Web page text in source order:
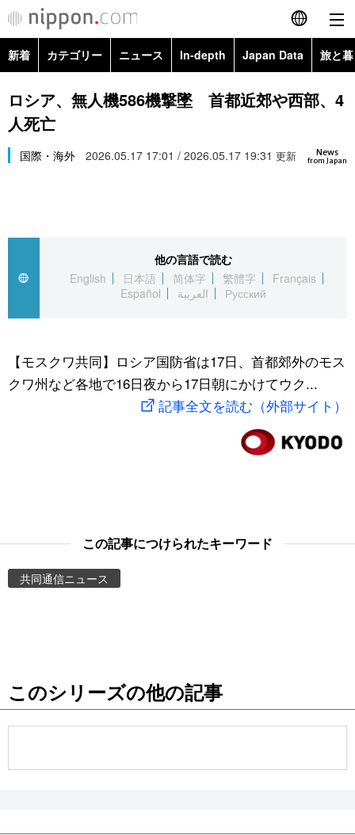
English
简体字
Русский
カテゴリー
経済・ビジネス
国際
文化
トップ
アーカイブ
In-depth
Japan Data
動画/Live
お知らせ
新着 カテゴリー ニュース In-depth Japan Data 旅と
政治・外交
経済・ビジネス
スポーツ・東京2020
Topics
ロシア、無人機586機撃墜 首都近郊や西部、4
人死亡
News
from Japan
国際・海外 2026.05.17 17:01 / 2026.05.17 19:31 更新
他の言語で読む
English
日本語 简体字 繁體字
Français
Español
العربية Русский
【モスクワ共同】ロシア国防省は17日、首都郊外のモス
クワ州など各地で16日夜から17日朝にかけてウク...
記事全文を読む（外部サイト）
この記事につけられたキーワード
共同通信ニュース
このシリーズの他の記事